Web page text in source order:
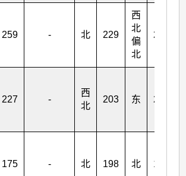
259 - 北 229
西
北
偏
北
216
227 -
西
北
203 东 230
175 - 北 198 北 184